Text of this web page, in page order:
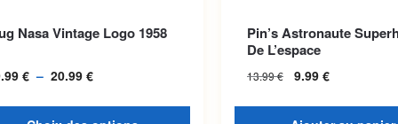
Nasa Vintage Logo 1958
€ – 20.99 €
options peuvent être choisies
Pin’s Astronaute
De L’espace
13.99€ 9.99 €